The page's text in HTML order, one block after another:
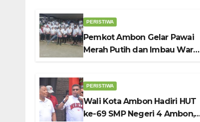
PERISTIWA
Pemkot Ambon Gelar Pawai
Merah Putih dan Imbau Warga
PERISTIWA
Wali Kota Ambon Hadiri HUT
ke-69 SMP Negeri 4 Ambon,